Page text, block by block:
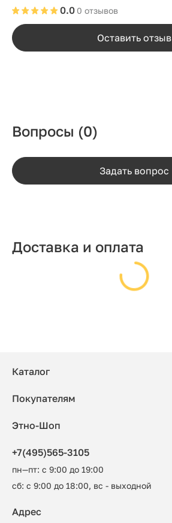
0 отзывов
0.0
Оставить отзыв
Вопросы (0)
Задать вопрос
Доставка и оплата
Каталог
Покупателям
Этно-Шоп
+7(495)565-3105
пн—пт: с 9:00 до 19:00
сб: с 9:00 до 18:00, вс - выходной
Адрес